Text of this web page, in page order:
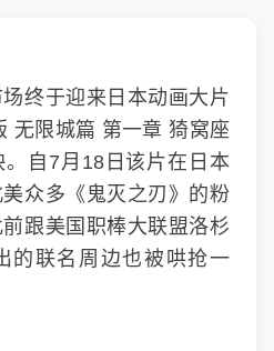
终于迎来日本动画大片
无限城篇 第一章 猗窝座
自7月18日该片在日本
众多《鬼灭之刃》的粉
跟美国职棒大联盟洛杉
的联名周边也被哄抢一